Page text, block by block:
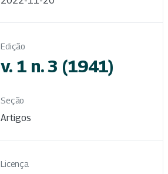
Edição
v. 1 n. 3 (1941)
Seção
Artigos
Licença